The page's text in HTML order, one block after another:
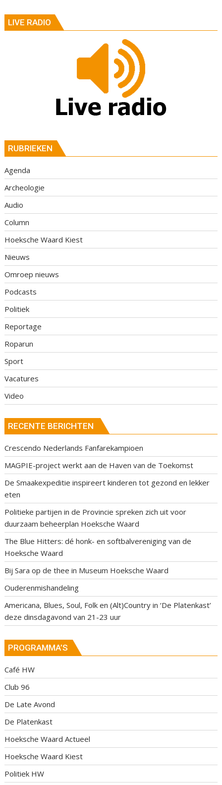
LIVE RADIO
RUBRIEKEN
Agenda
Archeologie
Audio
Column
Hoeksche Waard Kiest
Nieuws
Omroep nieuws
Podcasts
Politiek
Reportage
Roparun
Sport
Vacatures
Video
RECENTE BERICHTEN
Crescendo Nederlands Fanfarekampioen
MAGPIE-project werkt aan de Haven van de Toekomst
De Smaakexpeditie inspireert kinderen tot gezond en lekker
eten
Politieke partijen in de Provincie spreken zich uit voor
duurzaam beheerplan Hoeksche Waard
The Blue Hitters: dé honk- en softbalvereniging van de
Hoeksche Waard
Bij Sara op de thee in Museum Hoeksche Waard
Ouderenmishandeling
Americana, Blues, Soul, Folk en (Alt)Country in ‘De Platenkast’
deze dinsdagavond van 21-23 uur
PROGRAMMA’S
Café HW
Club 96
De Late Avond
De Platenkast
Hoeksche Waard Actueel
Hoeksche Waard Kiest
Politiek HW